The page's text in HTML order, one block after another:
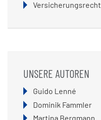
Versicherungsrecht
UNSERE AUTOREN
Navigation
überspringen
Guido Lenné
Dominik Fammler
Martina Bergmann